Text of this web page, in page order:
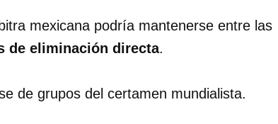
mexicana podría mantenerse entre las
de eliminación directa.
de grupos del certamen mundialista.